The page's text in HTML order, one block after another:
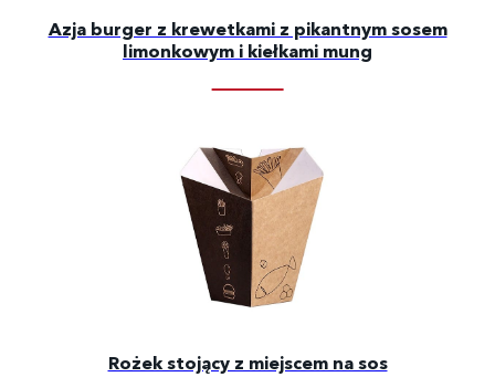
Azja burger z krewetkami z pikantnym sosem
limonkowym i kiełkami mung
Rożek stojący z miejscem na sos